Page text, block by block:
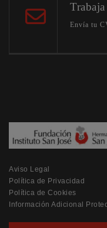
Envía tu
Aviso Legal
Política de Privacidad
Política de Cookies
Información Adicional